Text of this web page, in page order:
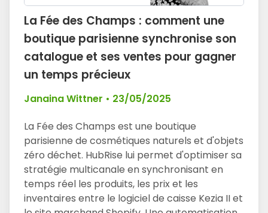
La Fée des Champs : comment une
boutique parisienne synchronise son
catalogue et ses ventes pour gagner
un temps précieux
Janaina Wittner • 23/05/2025
La Fée des Champs est une boutique
parisienne de cosmétiques naturels et d'objets
zéro déchet. HubRise lui permet d'optimiser sa
stratégie multicanale en synchronisant en
temps réel les produits, les prix et les
inventaires entre le logiciel de caisse Kezia II et